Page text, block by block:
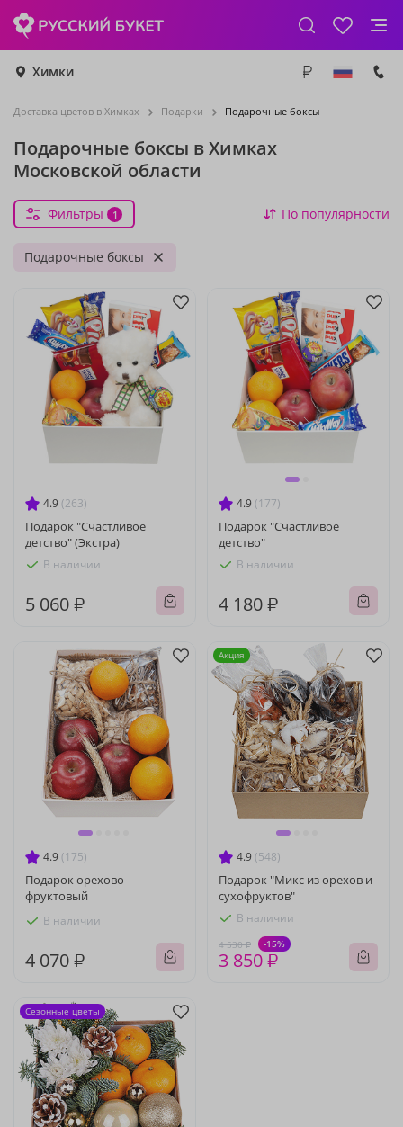
Химки
Доставка цветов в Химках Подарки Подарочные боксы
Подарочные боксы в Химках
Московской области
Фильтры 1 По популярности
Подарочные боксы
4.9 (263)
Подарок "Счастливое
детство" (Экстра)
В наличии
5 060 ₽
4.9 (177)
Подарок "Счастливое
детство"
В наличии
4 180 ₽
4.9 (175)
Подарок орехово-
фруктовый
В наличии
4 070 ₽
4.9 (548)
Подарок "Микс из орехов и
сухофруктов"
В наличии
4 530 ₽ -15%
3 850 ₽
Акция
Сезонные цветы